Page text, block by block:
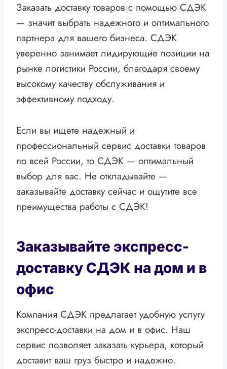
Заказать доставку товаров с помощью СДЭК
— значит выбрать надежного и оптимального
партнера для вашего бизнеса. СДЭК
уверенно занимает лидирующие позиции на
рынке логистики России, благодаря своему
высокому качеству обслуживания и
эффективному подходу.
Если вы ищете надежный и
профессиональный сервис доставки товаров
по всей России, то СДЭК — оптимальный
выбор для вас. Не откладывайте —
заказывайте доставку сейчас и ощутите все
преимущества работы с СДЭК!
Заказывайте экспресс-
доставку СДЭК на дом и в
офис
Компания СДЭК предлагает удобную услугу
экспресс-доставки на дом и в офис. Наш
сервис позволяет заказать курьера, который
доставит ваш груз быстро и надежно.